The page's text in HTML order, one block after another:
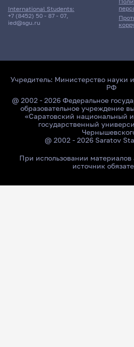
International Students:
+7 (8452) 50 - 87 - 07,
ied@sgu.ru
Учредитель: Министерство науки
РФ
@ 2002 - 2026 Федеральное
образовательное учреждение
«Саратовский национальный
государственный
@ 2002 - 2026 Saratov
При использовании материалов
источник